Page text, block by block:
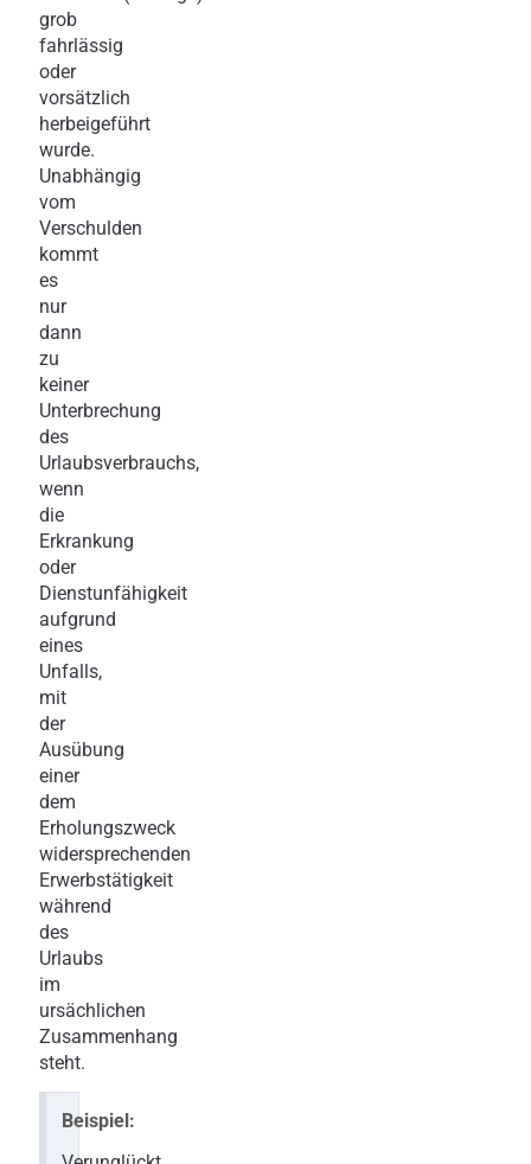
grob
fahrlässig
oder
vorsätzlich
herbeigeführt
wurde.
Unabhängig
vom
Verschulden
kommt
es
nur
dann
zu
keiner
Unterbrechung
des
Urlaubsverbrauchs,
wenn
die
Erkrankung
oder
Dienstunfähigkeit
aufgrund
eines
Unfalls,
mit
der
Ausübung
einer
dem
Erholungszweck
widersprechenden
Erwerbstätigkeit
während
des
Urlaubs
im
ursächlichen
Zusammenhang
steht.
Beispiel: